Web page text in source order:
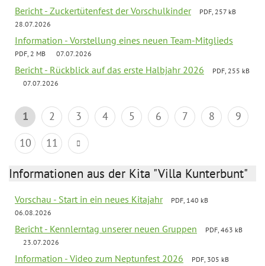
Bericht - Zuckertütenfest der Vorschulkinder
PDF, 257 kB
28.07.2026
Information - Vorstellung eines neuen Team-Mitglieds
PDF, 2 MB 07.07.2026
Bericht - Rückblick auf das erste Halbjahr 2026
PDF, 255 kB
07.07.2026
1 2 3 4 5 6 7 8
9
10
11
Informationen aus der Kita "Villa Kunterbunt"
Vorschau - Start in ein neues Kitajahr
PDF, 140 kB
06.08.2026
Bericht - Kennlerntag unserer neuen Gruppen
PDF, 463 kB
23.07.2026
Information - Video zum Neptunfest 2026 PDF, 305 kB